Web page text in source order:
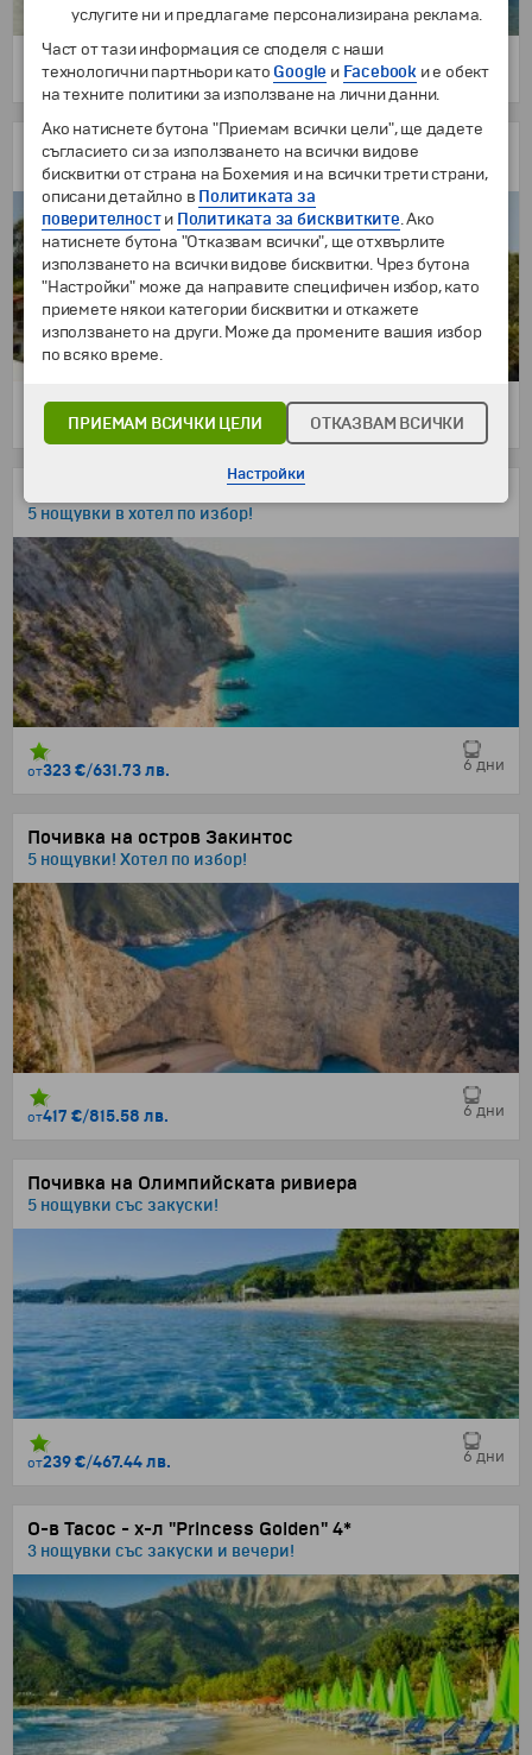
398 €/778.42 лв. 8 дни
Почивка на Урануполи, Атон
3 нощувки в "Aristoteles Holiday Resort" 4*
441 €/862.52 лв.
Почивка на остров Лефкада
5 нощувки в хотел по избор!
от323 €/631.73 лв. 6 дни
Почивка на остров Закинтос
5 нощувки! Хотел по избор!
от417 €/815.58 лв. 6 дни
Почивка на Олимпийската ривиера
5 нощувки със закуски!
от239 €/467.44 лв. 6 дни
О-в Тасос - х-л "Princess Golden" 4*
3 нощувки със закуски и вечери!
услугите ни и предлагаме персонализирана реклама.
Част от тази информация се споделя с наши
технологични партньори като Google и Facebook и е обект
на техните политики за използване на лични данни.
Ако натиснете бутона "Приемам всички цели", ще дадете
съгласието си за използването на всички видове
бисквитки от страна на Бохемия и на всички трети страни,
описани детайлно в Политиката за
поверителности Политиката за бисквитките. Ако
натиснете бутона "Отказвам всички", ще отхвърлите
използването на всички видове бисквитки. Чрез бутона
"Настройки" може да направите специфичен избор, като
приемете някои категории бисквитки и откажете
използването на други. Може да промените вашия избор
по всяко време.
ПРИЕМАМ ВСИЧКИ ЦЕЛИ ОТКАЗВАМ ВСИЧКИ
Настройки